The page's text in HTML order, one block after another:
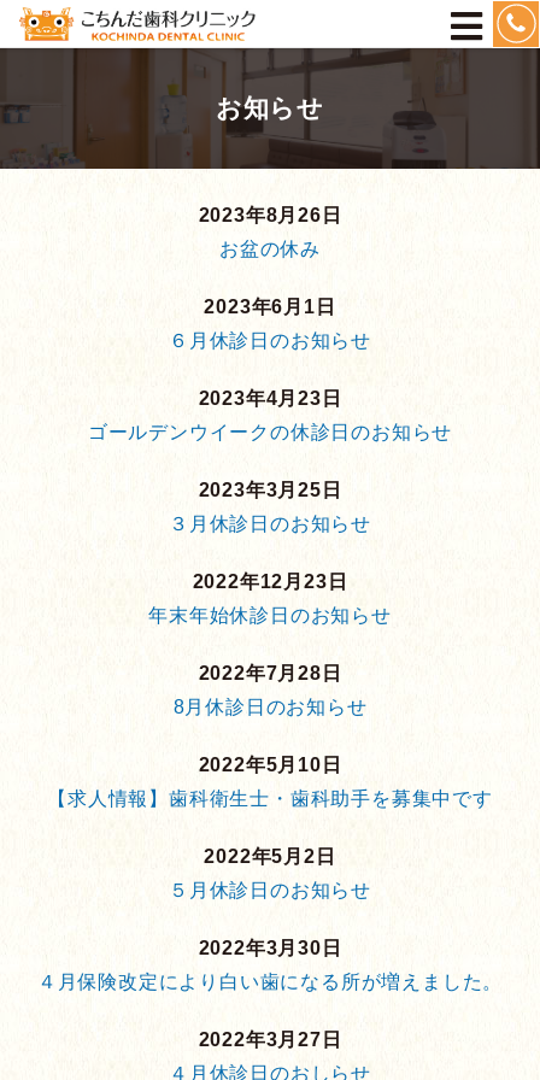
お知らせ
2023年8月26日
お盆の休み
2023年6月1日
６月休診日のお知らせ
2023年4月23日
ゴールデンウイークの休診日のお知らせ
2023年3月25日
３月休診日のお知らせ
2022年12月23日
年末年始休診日のお知らせ
2022年7月28日
8月休診日のお知らせ
2022年5月10日
【求人情報】歯科衛生士・歯科助手を募集中です
2022年5月2日
５月休診日のお知らせ
2022年3月30日
４月保険改定により白い歯になる所が増えました。
2022年3月27日
４月休診日のおしらせ